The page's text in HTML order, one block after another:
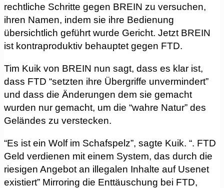
rechtliche Schritte gegen BREIN zu versuchen,
ihren Namen, indem sie ihre Bedienung
übersichtlich geführt wurde Gericht. Jetzt BREIN
ist kontraproduktiv behauptet gegen FTD.
Tim Kuik von BREIN nun sagt, dass es klar ist,
dass FTD “setzten ihre Übergriffe unvermindert”
und dass die Änderungen dem sie gemacht
wurden nur gemacht, um die “wahre Natur” des
Geländes zu verstecken.
“Es ist ein Wolf im Schafspelz”, sagte Kuik. “. FTD
Geld verdienen mit einem System, das durch die
riesigen Angebot an illegalen Inhalte auf Usenet
existiert” Mirroring die Enttäuschung bei FTD,